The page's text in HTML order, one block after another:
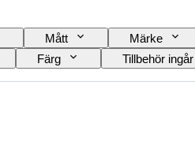
Mått Märke
Färg Tillbehör ingår